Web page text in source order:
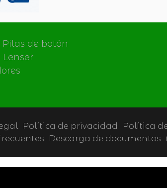
Pilas de botón
Lenser
Política de privacidad
Política
Descarga de documentos